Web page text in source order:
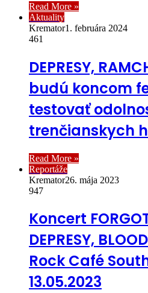
Read More »
Aktuality
Kremator1. februára 2024
461
DEPRESY,
budú koncom
testovať
trenčianskych
Read More »
Reportáže
Kremator26. mája 2023
947
Koncert
DEPRESY,
Rock Café
13.05.2023